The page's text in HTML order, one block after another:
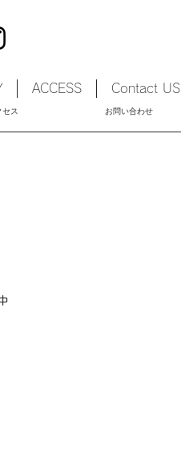
ACCESS Contact US
セス お問い合わせ